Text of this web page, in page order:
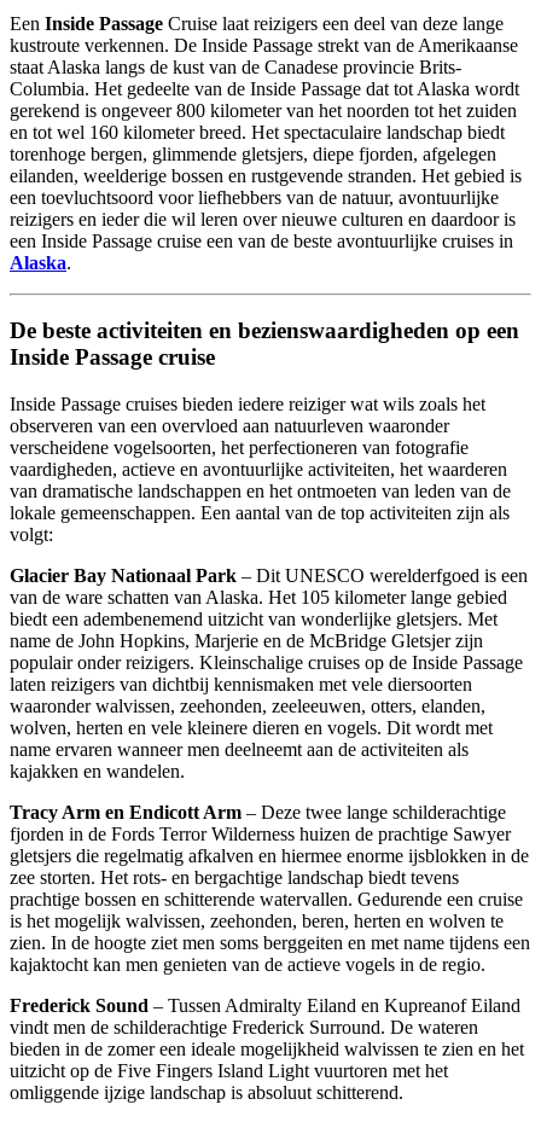
Een Inside Passage Cruise laat reizigers een deel van deze lange
kustroute verkennen. De Inside Passage strekt van de Amerikaanse
staat Alaska langs de kust van de Canadese provincie Brits-
Columbia. Het gedeelte van de Inside Passage dat tot Alaska wordt
gerekend is ongeveer 800 kilometer van het noorden tot het zuiden
en tot wel 160 kilometer breed. Het spectaculaire landschap biedt
torenhoge bergen, glimmende gletsjers, diepe fjorden, afgelegen
eilanden, weelderige bossen en rustgevende stranden. Het gebied is
een toevluchtsoord voor liefhebbers van de natuur, avontuurlijke
reizigers en ieder die wil leren over nieuwe culturen en daardoor is
een Inside Passage cruise een van de beste avontuurlijke cruises in
Alaska.
De beste activiteiten en bezienswaardigheden op een
Inside Passage cruise
Inside Passage cruises bieden iedere reiziger wat wils zoals het
observeren van een overvloed aan natuurleven waaronder
verscheidene vogelsoorten, het perfectioneren van fotografie
vaardigheden, actieve en avontuurlijke activiteiten, het waarderen
van dramatische landschappen en het ontmoeten van leden van de
lokale gemeenschappen. Een aantal van de top activiteiten zijn als
volgt:
Glacier Bay Nationaal Park – Dit UNESCO werelderfgoed is een
van de ware schatten van Alaska. Het 105 kilometer lange gebied
biedt een adembenemend uitzicht van wonderlijke gletsjers. Met
name de John Hopkins, Marjerie en de McBridge Gletsjer zijn
populair onder reizigers. Kleinschalige cruises op de Inside Passage
laten reizigers van dichtbij kennismaken met vele diersoorten
waaronder walvissen, zeehonden, zeeleeuwen, otters, elanden,
wolven, herten en vele kleinere dieren en vogels. Dit wordt met
name ervaren wanneer men deelneemt aan de activiteiten als
kajakken en wandelen.
Tracy Arm en Endicott Arm – Deze twee lange schilderachtige
fjorden in de Fords Terror Wilderness huizen de prachtige Sawyer
gletsjers die regelmatig afkalven en hiermee enorme ijsblokken in de
zee storten. Het rots- en bergachtige landschap biedt tevens
prachtige bossen en schitterende watervallen. Gedurende een cruise
is het mogelijk walvissen, zeehonden, beren, herten en wolven te
zien. In de hoogte ziet men soms berggeiten en met name tijdens een
kajaktocht kan men genieten van de actieve vogels in de regio.
Frederick Sound – Tussen Admiralty Eiland en Kupreanof Eiland
vindt men de schilderachtige Frederick Surround. De wateren
bieden in de zomer een ideale mogelijkheid walvissen te zien en het
uitzicht op de Five Fingers Island Light vuurtoren met het
omliggende ijzige landschap is absoluut schitterend.